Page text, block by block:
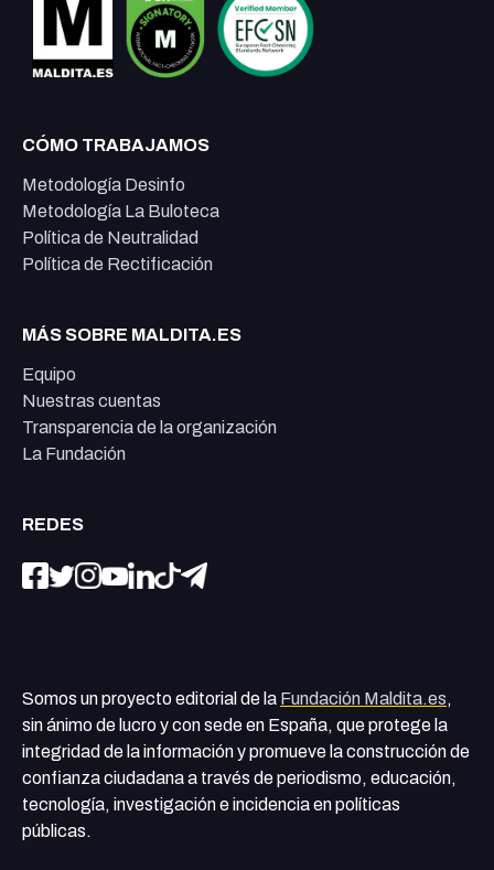
CÓMO TRABAJAMOS
Metodología Desinfo
Metodología La Buloteca
Política de Neutralidad
Política de Rectificación
MÁS SOBRE MALDITA.ES
Equipo
Nuestras cuentas
Transparencia de la organización
La Fundación
REDES
Somos un proyecto editorial de la Fundación Maldita.es,
sin ánimo de lucro y con sede en España, que protege la
integridad de la información y promueve la construcción de
confianza ciudadana a través de periodismo, educación,
tecnología, investigación e incidencia en políticas
públicas.